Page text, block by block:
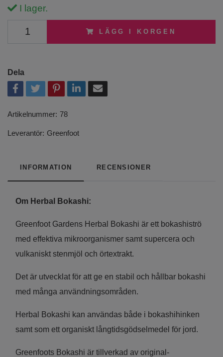
I lager.
LÄGG I KORGEN
Dela
Artikelnummer: 78
Leverantör: Greenfoot
INFORMATION RECENSIONER
Om Herbal Bokashi:
Greenfoot Gardens Herbal Bokashi är ett bokashiströ
med effektiva mikroorganismer samt supercera och
vulkaniskt stenmjöl och örtextrakt.
Det är utvecklat för att ge en stabil och hållbar bokashi
med många användningsområden.
Herbal Bokashi kan användas både i bokashihinken
samt som ett organiskt långtidsgödselmedel för jord.
Greenfoots Bokashi är tillverkad av original-